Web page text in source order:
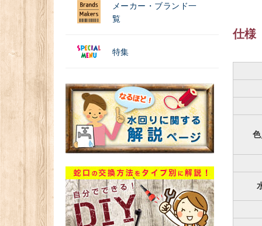
メーカー・ブランド一
覧
特集
仕様